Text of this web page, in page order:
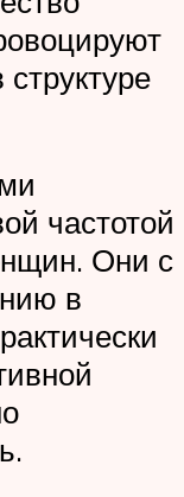
частотой
Они с
в